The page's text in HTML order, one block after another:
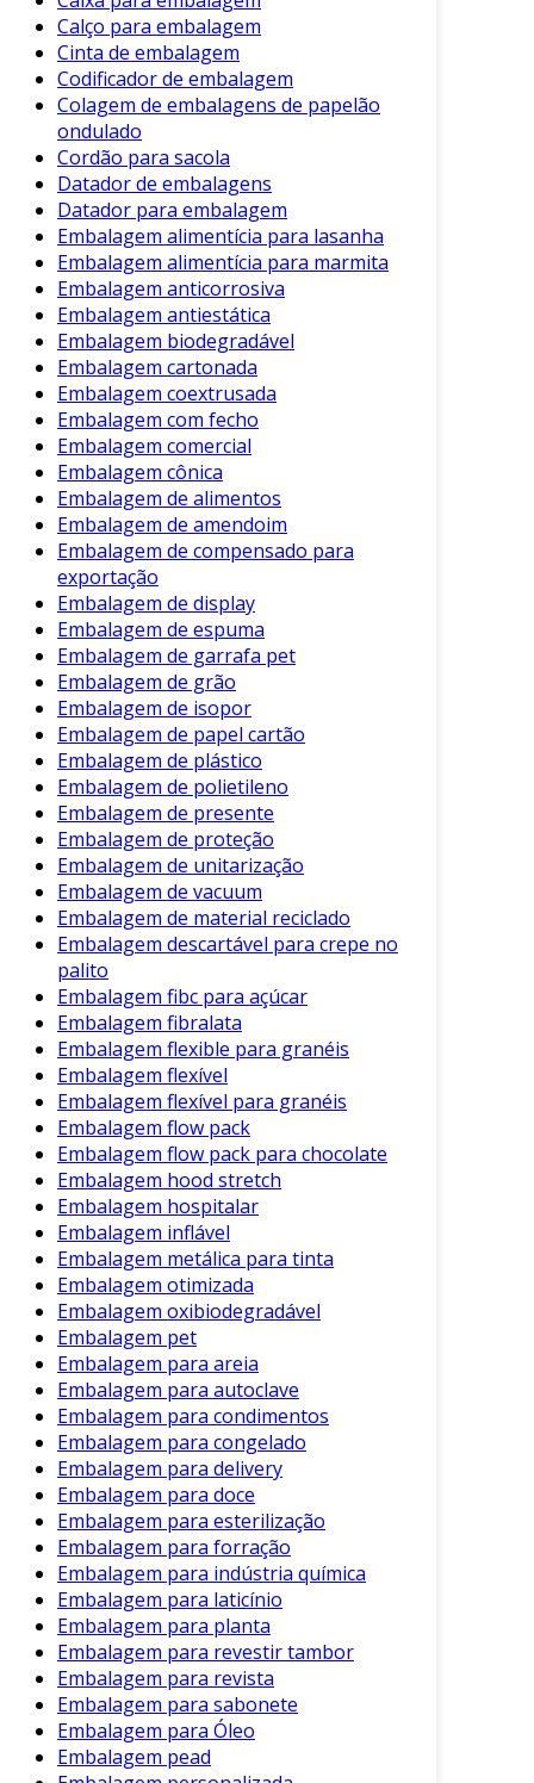
poliéster, polipropileno ou nylon. Cada
material proporciona resistência e
durabilidade distintos.
Largura e Comprimento: Estão
disponíveis em diferentes larguras e
comprimentos, adequando-se a cargas de
diversas dimensões.
Fechos de Segurança: Utilizam fechos
metálicos ou plásticos, garantindo a
firmeza na amarração.
Essas características básicas fazem da cinta de
embalagem um produto versátil, adaptável a
diferentes demandas do mercado.
Benefícios da Cinta de Embalagem
Adotar a cinta de embalagem traz uma série de
benefícios para as operações logísticas. Entre
os principais, podemos listar:
Segurança Aumentada
danos durante o transporte, protegendo
os produtos contra movimentações
indesejadas.
Praticidade na Aplicação: Fácil de
manusear, a cinta pode ser aplicada
rapidamente, economizando tempo na
preparação das cargas.
Custo-efetividade: Comparada a outros
métodos de amarração, a cinta de
embalagem oferece uma solução
econômica com excelente custo-benefício.
Além dos benefícios mencionados, a cinta de
embalagem também promove uma melhor
organização do espaço. As cargas ficam mais
compactas, otimizando o uso do transporte.
Aplicações da Cinta de Embalagem
As cintas de embalagem são amplamente
utilizadas em diversos setores. Essa
versatilidade a torna uma escolha popular em
ambientes industriais e comerciais. Entre as
aplicações mais comuns, destacam-se:
Transporte de Mercadorias: Ideal para
manter paletes e caixas unidas durante o
transporte.
Armazenamento: Utilizada em armazéns
para proteger cargas empilhadas.
Lógica e Distribuição
: Essencial em
centros de distribuição para preparar
cargas para expedição.
Por outro lado, as cintas de embalagem
também são usadas em eventos e feiras para
organizar e garantir a segurança de materiais
expostos.
Considerações Finais
Para garantir a eficácia no uso da cinta de
Calço para embalagem
Cinta de embalagem
Codificador de embalagem
Colagem de embalagens de papelão
ondulado
Cordão para sacola
Datador de embalagens
Datador para embalagem
Embalagem alimentícia para lasanha
Embalagem alimentícia para marmita
Embalagem anticorrosiva
Embalagem antiestática
Embalagem biodegradável
Embalagem cartonada
Embalagem coextrusada
Embalagem com fecho
Embalagem comercial
Embalagem cônica
Embalagem de alimentos
Embalagem de amendoim
Embalagem de compensado para
exportação
Embalagem de display
Embalagem de espuma
Embalagem de garrafa pet
Embalagem de grão
Embalagem de isopor
Embalagem de papel cartão
Embalagem de plástico
Embalagem de polietileno
Embalagem de presente
Embalagem de proteção
Embalagem de unitarização
Embalagem de vacuum
Embalagem de material reciclado
Embalagem descartável para crepe no
palito
Embalagem fibc para açúcar
Embalagem fibralata
Embalagem flexible para granéis
Embalagem flexível
Embalagem flexível para granéis
Embalagem flow pack
Embalagem flow pack para chocolate
Embalagem hood stretch
Embalagem hospitalar
Embalagem inflável
Embalagem metálica para tinta
Embalagem otimizada
Embalagem oxibiodegradável
Embalagem pet
Embalagem para areia
Embalagem para autoclave
Embalagem para condimentos
Embalagem para congelado
Embalagem para delivery
Embalagem para doce
Embalagem para esterilização
Embalagem para forração
Embalagem para indústria química
Embalagem para laticínio
Embalagem para planta
Embalagem para revestir tambor
Embalagem para revista
Embalagem para sabonete
Embalagem para Óleo
Embalagem pead